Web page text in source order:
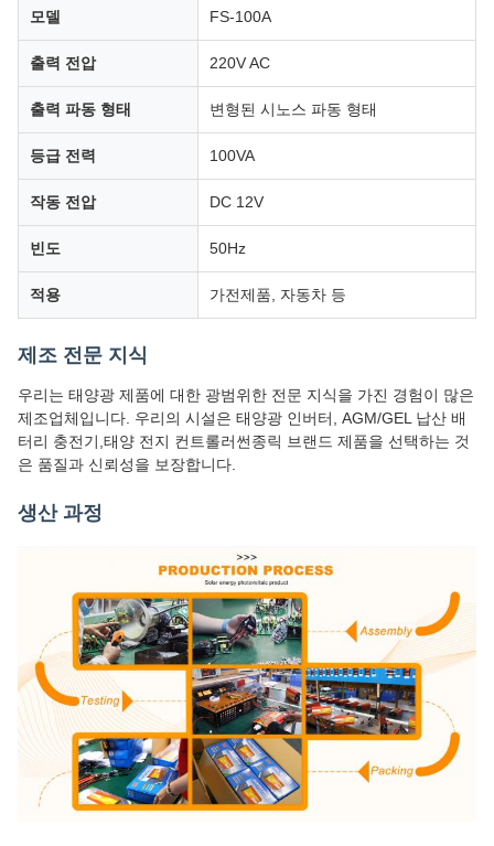
모델 FS-100A
출력 전압 220V AC
출력 파동 형태 변형된 시노스 파동 형태
등급 전력 100VA
작동 전압 DC 12V
빈도 50Hz
적용 가전제품, 자동차 등
제조 전문 지식
우리는 태양광 제품에 대한 광범위한 전문 지식을 가진 경험이 많은
제조업체입니다. 우리의 시설은 태양광 인버터, AGM/GEL 납산 배
터리 충전기,태양 전지 컨트롤러썬종릭 브랜드 제품을 선택하는 것
은 품질과 신뢰성을 보장합니다.
생산 과정